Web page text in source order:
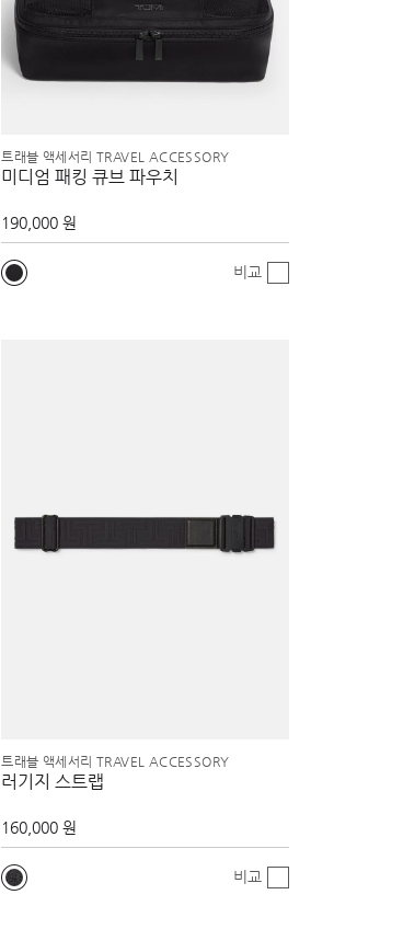
트래블 액세서리 TRAVEL ACCESSORY
미디엄 패킹 큐브 파우치
190,000 원
비교
트래블 액세서리 TRAVEL ACCESSORY
러기지 스트랩
160,000 원
비교